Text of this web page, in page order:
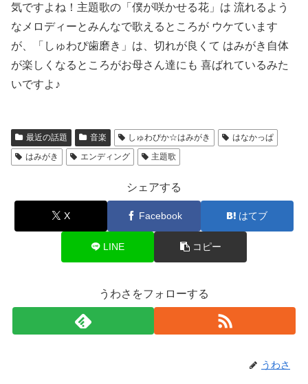
気ですよね！主題歌の「僕が咲かせる花」は 流れるよう
なメロディーとみんなで歌えるところが ウケています
が、「しゅわぴ歯磨き」は、切れが良くて はみがき自体
が楽しくなるところがお母さん達にも 喜ばれているみた
いですよ♪
最近の話題 音楽 しゅわぴか☆はみがき
はなかっぱ
はみがき
エンディング 主題歌
シェアする
X Facebook はてブ
LINE コピー
うわさをフォローする
うわさ